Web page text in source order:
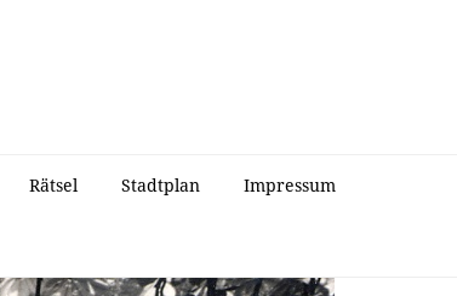
Rätsel Stadtplan Impressum